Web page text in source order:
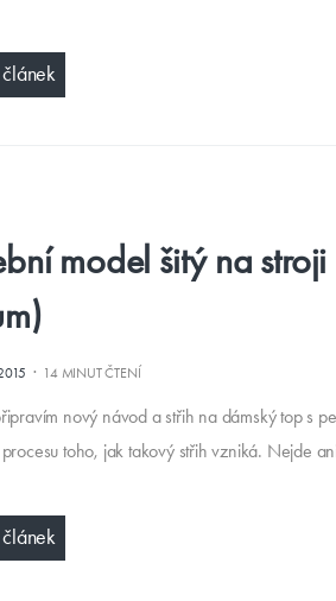
model šitý na
· 14 MINUT ČTENÍ
nový návod a střih na dámský top s
toho, jak takový střih vzniká. Nejde